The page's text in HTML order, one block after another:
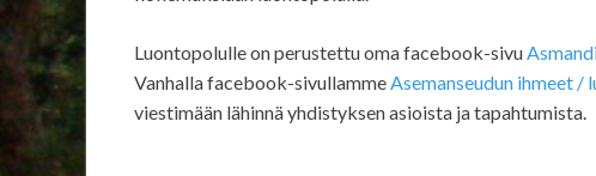
Luontopolulle on perustettu oma facebook-sivu
Vanhalla facebook-sivullammeAsemanseudun ihmeet
viestimään lähinnä yhdistyksen asioista ja tapahtumista.